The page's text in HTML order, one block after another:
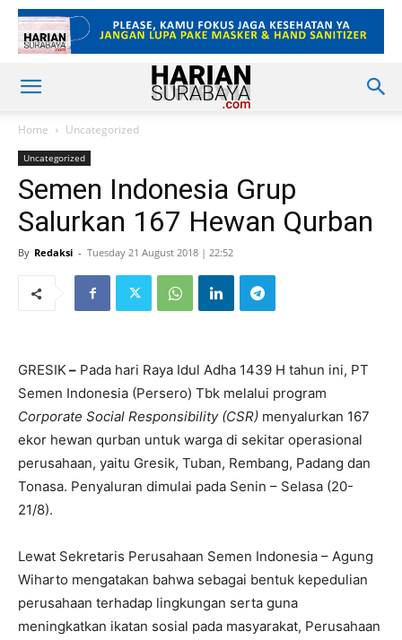
Home Uncategorized
Uncategorized
Semen Indonesia Grup
Salurkan 167 Hewan Qurban
By Redaksi - Tuesday 21 August 2018 | 22:52
GRESIK – Pada hari Raya Idul Adha 1439 H tahun ini, PT
Semen Indonesia (Persero) Tbk melalui program
Corporate Social Responsibility (CSR) menyalurkan 167
ekor hewan qurban untuk warga di sekitar operasional
perusahaan, yaitu Gresik, Tuban, Rembang, Padang dan
Tonasa. Penyaluran dimulai pada Senin – Selasa (20-
21/8).
Lewat Sekretaris Perusahaan Semen Indonesia – Agung
Wiharto mengatakan bahwa sebagai bentuk kepedulian
perusahaan terhadap lingkungan serta guna
meningkatkan ikatan sosial pada masyarakat, Perusahaan